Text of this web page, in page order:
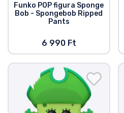
Funko POP figura Sponge
Bob - Spongebob Ripped
Pants
6 990 Ft